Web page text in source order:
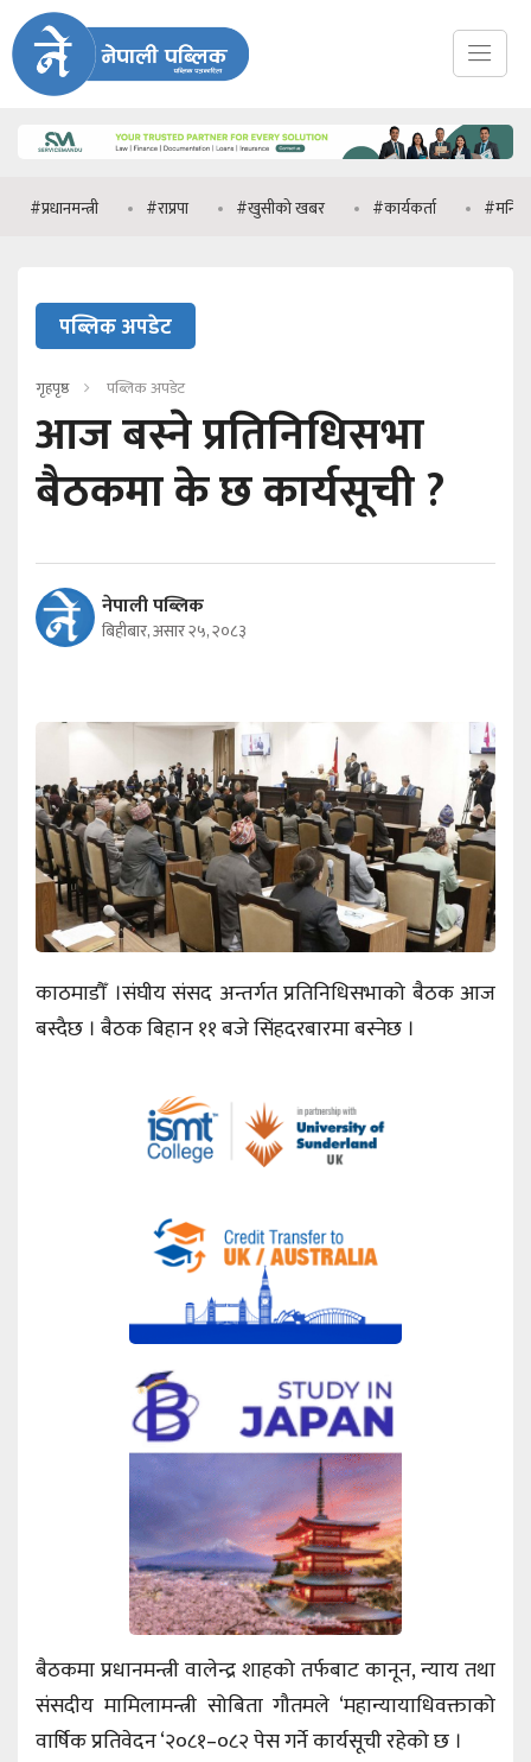
#राप्रपा #खुसीको खबर #कार्यकर्ता #मनिष झा
पब्लिक अपडेट
गृहपृष्ठ पब्लिक अपडेट
आज बस्ने प्रतिनिधिसभा
बैठकमा के छ कार्यसूची ?
नेपाली पब्लिक
बिहीबार, असार २५, २०८३
काठमाडौँ ।संघीय संसद अन्तर्गत प्रतिनिधिसभाको बैठक आज
बस्दैछ । बैठक बिहान ११ बजे सिंहदरबारमा बस्नेछ ।
बैठकमा प्रधानमन्त्री वालेन्द्र शाहको तर्फबाट कानून, न्याय तथा
संसदीय मामिलामन्त्री सोबिता गौतमले ‘महान्यायाधिवक्ताको
वार्षिक प्रतिवेदन ‘२०८१–०८२ पेस गर्ने कार्यसूची रहेको छ ।